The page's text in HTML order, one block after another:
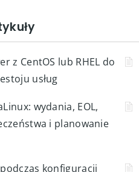
z CentOS lub RHEL do
usług
wydania, EOL,